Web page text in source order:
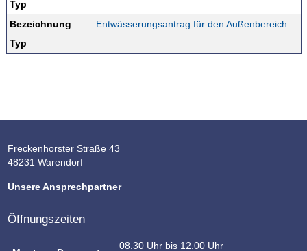
Typ
Typ
Bezeichnung Entwässerungsantrag für den Außenbereich
Freckenhorster Straße 43
48231 Warendorf
Unsere Ansprechpartner
Öffnungszeiten
08.30 Uhr bis 12.00 Uhr